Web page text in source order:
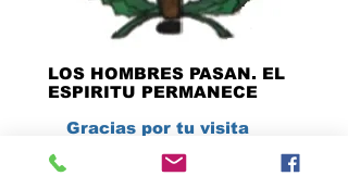
LOS HOMBRES PASAN. EL
ESPIRITU PERMANECE
Gracias por tu visita